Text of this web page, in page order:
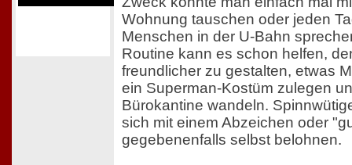
Wohnung tauschen oder jeden
Menschen in der U-Bahn
Routine kann es schon helfen,
freundlicher zu gestalten, etwas
ein Superman-Kostüm zulegen
Bürokantine wandeln.
sich mit einem Abzeichen oder
gegebenenfalls selbst belohnen.